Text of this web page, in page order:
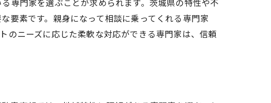
専門家を選ぶことが求められます。茨城県の特性や不
要素です。親身になって相談に乗ってくれる専門家
のニーズに応じた柔軟な対応ができる専門家は、信頼